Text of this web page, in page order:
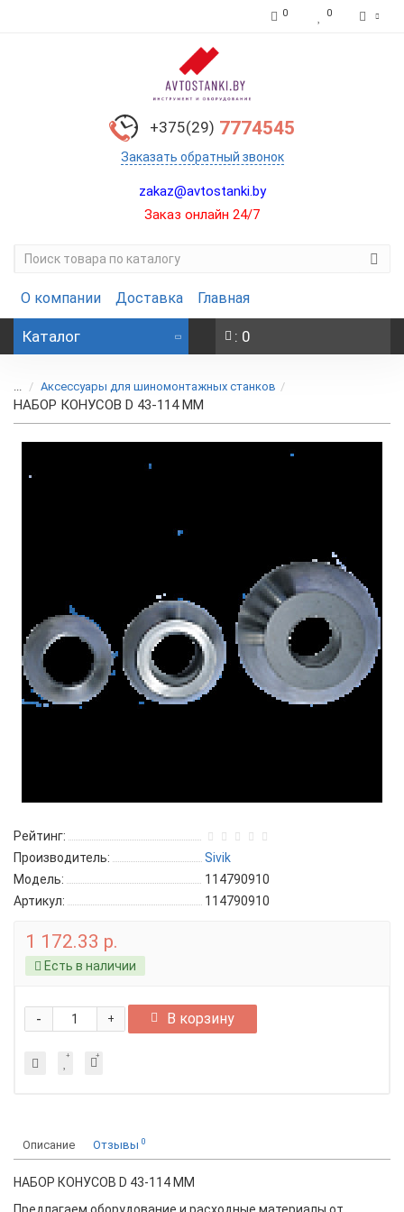
0 0
+375(29) 7774545
Заказать обратный звонок
zakaz@avtostanki.by
Заказ онлайн 24/7
О компании Доставка Главная
Каталог : 0
... Аксессуары для шиномонтажных станков
НАБОР КОНУСОВ D 43-114 ММ
Рейтинг:
Производитель:
Sivik
Модель:
114790910
Артикул:
114790910
1 172.33 р.
Есть в наличии
+
- В корзину
Описание Отзывы 0
НАБОР КОНУСОВ D 43-114 ММ